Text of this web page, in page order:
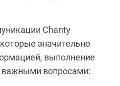
Chanty
значительно
выполнение
важными вопросами: